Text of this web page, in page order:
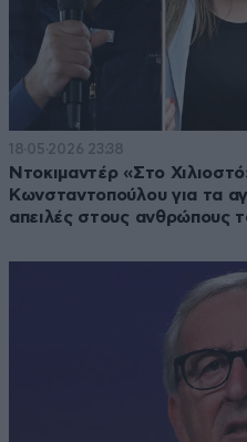
18·05·2026 23:38
Ντοκιμαντέρ «Στο
Κωνσταντοπούλου για τα
απειλές στους ανθρώπους